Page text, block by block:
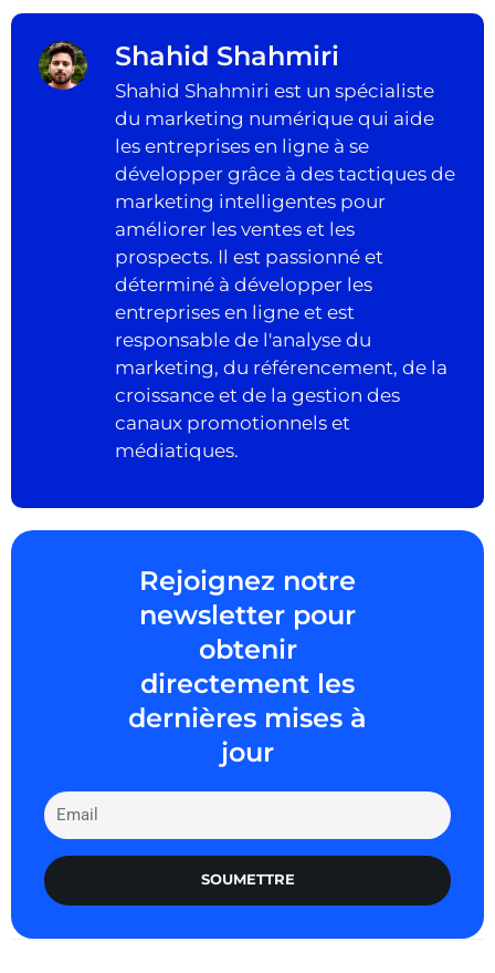
Shahid Shahmiri
Shahid Shahmiri est un spécialiste
du marketing numérique qui aide
les entreprises en ligne à se
développer grâce à des tactiques de
marketing intelligentes pour
améliorer les ventes et les
prospects. Il est passionné et
déterminé à développer les
entreprises en ligne et est
responsable de l'analyse du
marketing, du référencement, de la
croissance et de la gestion des
canaux promotionnels et
médiatiques.
Rejoignez notre
newsletter pour
obtenir
directement les
dernières mises à
jour
SOUMETTRE